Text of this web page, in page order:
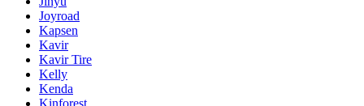
Joyroad
Kapsen
Kavir
Kavir Tire
Kelly
Kenda
Kinforest